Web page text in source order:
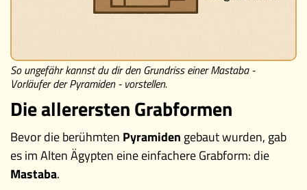
So ungefähr kannst du dir den Grundriss einer Mastaba -
Vorläufer der Pyramiden - vorstellen.
Die allerersten Grabformen
Bevor die berühmten Pyramiden gebaut wurden, gab
es im Alten Ägypten eine einfachere Grabform: die
Mastaba.